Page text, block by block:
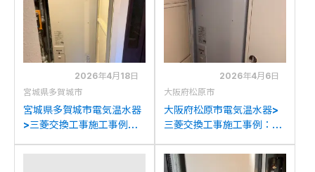
SRT-J46WDM5への交換
菱SRT-J46WDM5への交
2026年4月18日
宮城県多賀城市
宮城県多賀城市電気温水器
>三菱交換工事施工事例：
BLから三菱SRT-
2026年4月6日
大阪府松原市
大阪府松原市電気温水器>
三菱交換工事施工事例：三
SRT-J46WDM5への交換